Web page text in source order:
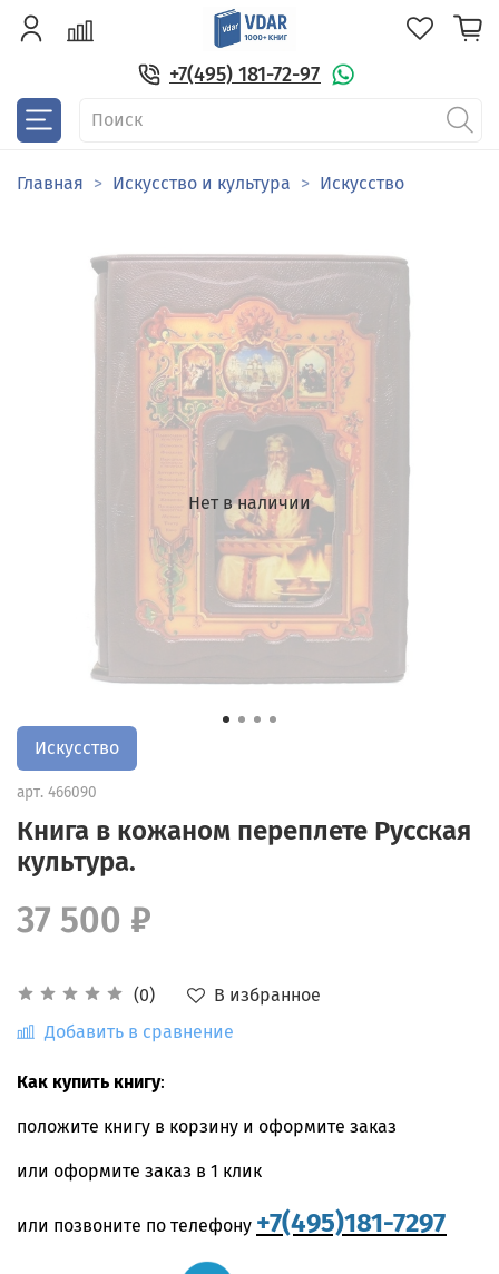
+7(495) 181-72-97
Главная Искусство и культура Искусство
Нет в наличии
Искусство
арт. 466090
Книга в кожаном переплете Русская
культура.
(0)
В избранное
Добавить в сравнение
37 500 ₽
Как купить книгу:
положите книгу в корзину и оформите заказ
или оформите заказ в 1 клик
или позвоните по телефону +7(495)181-7297